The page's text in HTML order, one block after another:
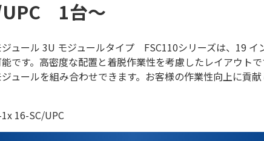
1台～
ュール 3U モジュールタイプ FSC110シリーズは、19 イ
です。高密度な配置と着脱作業性を考慮したレイアウト
ュールを組み合わせできます。お客様の作業性向上に貢
16-SC/UPC